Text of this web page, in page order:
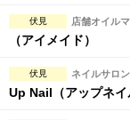
多数ご
伏見 店舗オイル
（アイメイド）
伏見 ネイルサロン
Up Nail（アップネイ